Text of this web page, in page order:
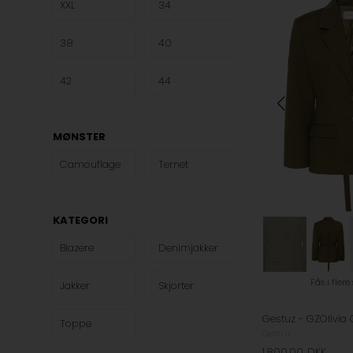
XXL 34
38 40
42 44
MØNSTER
Camouflage
Ternet
KATEGORI
Blazere
Denimjakker
Jakker Skjorter
Toppe
Fås i flere